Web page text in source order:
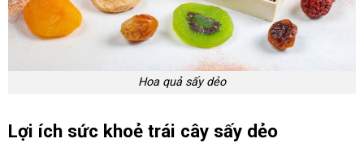
Hoa quả sấy dẻo
Lợi ích sức khoẻ trái cây sấy dẻo